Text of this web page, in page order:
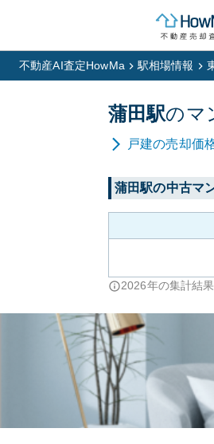
不動産AI査定HowMa 駅相場情報
蒲田駅のマ
戸建の売却価
蒲田駅の中古マ
2026年の集計結果